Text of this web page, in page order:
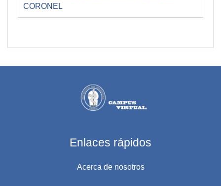
CORONEL
Enlaces rápidos
Acerca de nosotros